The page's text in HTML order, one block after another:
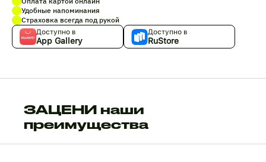
Удобные напоминания
Страховка всегда под рукой
Доступно в
App Gallery
Доступно в
RuStore
ЗАЦЕНИ наши
преимущества